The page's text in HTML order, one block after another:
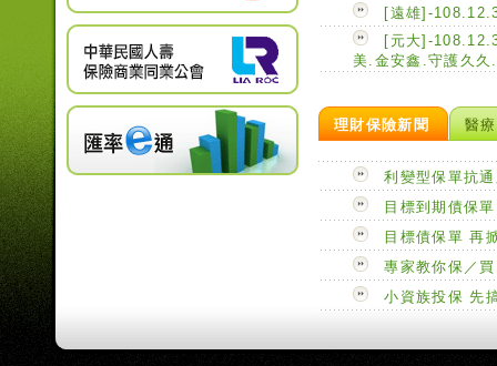
[遠雄]-
[元大]-
美.金安鑫.守護久久
理財保險新聞 醫
利變型保單抗
目標到期債保
目標債保單 再
專家教你保／
小資族投保 先